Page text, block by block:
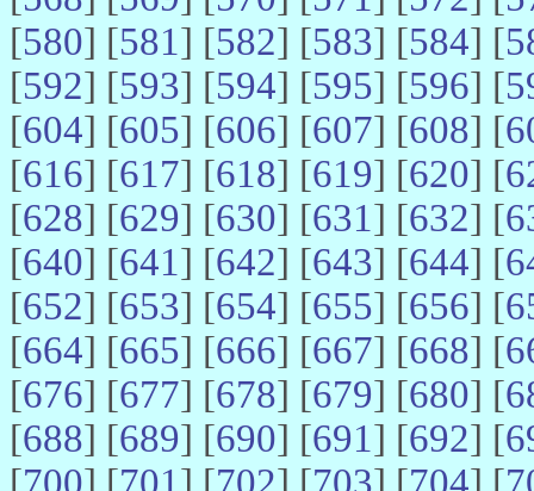
[580] [581] [582] [583] [584] [
[592] [593] [594] [595] [596] [
[604] [605] [606] [607] [608] [
[616] [617] [618] [619] [620] [
[628] [629] [630] [631] [632] [
[640] [641] [642] [643] [644] [
[652] [653] [654] [655] [656] [
[664] [665] [666] [667] [668] [
[676] [677] [678] [679] [680] [
[688] [689] [690] [691] [692] [